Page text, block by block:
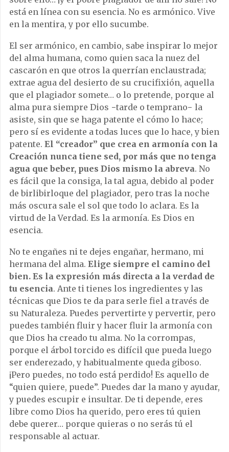
está en línea con su esencia. No es armónico. Vive
en la mentira, y por ello sucumbe.
El ser armónico, en cambio, sabe inspirar lo mejor
del alma humana, como quien saca la nuez del
cascarón en que otros la querrían enclaustrada;
extrae agua del desierto de su crucifixión, aquella
que el plagiador somete… o lo pretende, porque al
alma pura siempre Dios −tarde o temprano− la
asiste, sin que se haga patente el cómo lo hace;
pero sí es evidente a todas luces que lo hace, y bien
patente. El “creador” que crea en armonía con la
Creación nunca tiene sed, por más que no tenga
agua que beber, pues Dios mismo la abreva. No
es fácil que la consiga, la tal agua, debido al poder
de birlibirloque del plagiador, pero tras la noche
más oscura sale el sol que todo lo aclara. Es la
virtud de la Verdad. Es la armonía. Es Dios en
esencia.
No te engañes ni te dejes engañar, hermano, mi
hermana del alma. Elige siempre el camino del
bien. Es la expresión más directa a la verdad de
tu esencia. Ante ti tienes los ingredientes y las
técnicas que Dios te da para serle fiel a través de
su Naturaleza. Puedes pervertirte y pervertir, pero
puedes también fluir y hacer fluir la armonía con
que Dios ha creado tu alma. No la corrompas,
porque el árbol torcido es difícil que pueda luego
ser enderezado, y habitualmente queda giboso.
¡Pero puedes, no todo está perdido! Es aquello de
“quien quiere, puede”. Puedes dar la mano y ayudar,
y puedes escupir e insultar. De ti depende, eres
libre como Dios ha querido, pero eres tú quien
debe querer… porque quieras o no serás tú el
responsable al actuar.